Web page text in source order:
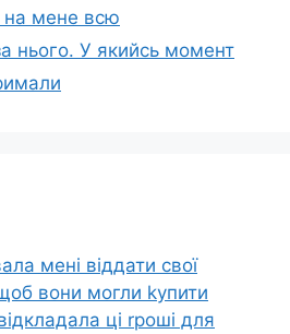
на мене всю
нього. У якийсь момент
мені віддати свої
вони могли kупити
ці rроші для